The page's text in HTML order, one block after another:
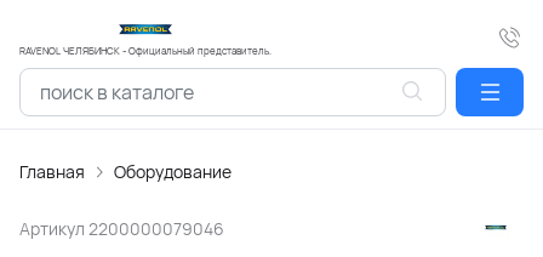
RAVENOL ЧЕЛЯБИНСК - Официальный представитель.
Главная Оборудование
Артикул 2200000079046